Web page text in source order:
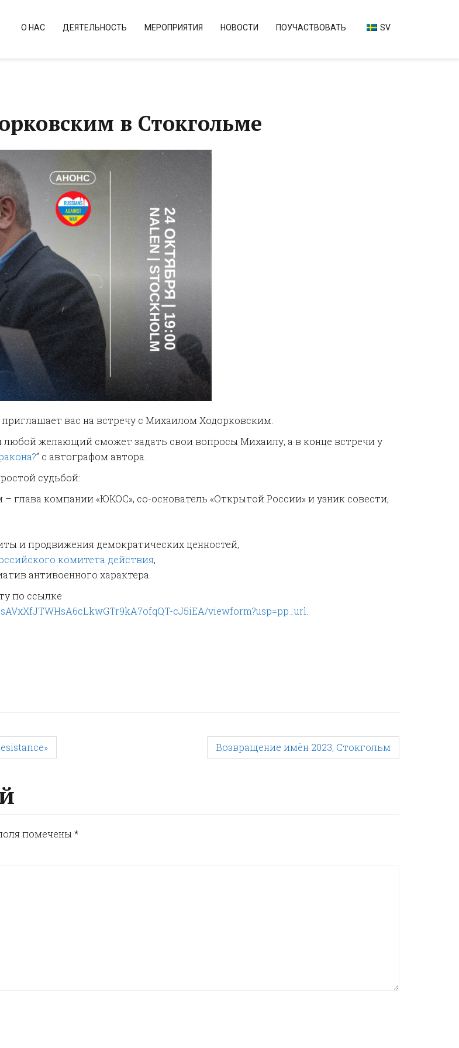
О НАС ДЕЯТЕЛЬНОСТЬ МЕРОПРИЯТИЯ НОВОСТИ ПОУЧАСТВОВАТЬ SV
в Стокгольме
вас на встречу с Михаилом Ходорковским.
любой желающий сможет задать свои вопросы Михаилу, а в конце встречи у
” с автографом автора.
судьбой:
компании «ЮКОС», со-основатель «Открытой России» и узник совести,
и продвижения демократических ценностей,
комитета действия,
антивоенного характера.
по ссылке
cJ5iEA/viewform?usp=pp_url
Возвращение имён 2023, Стокгольм
помечены *